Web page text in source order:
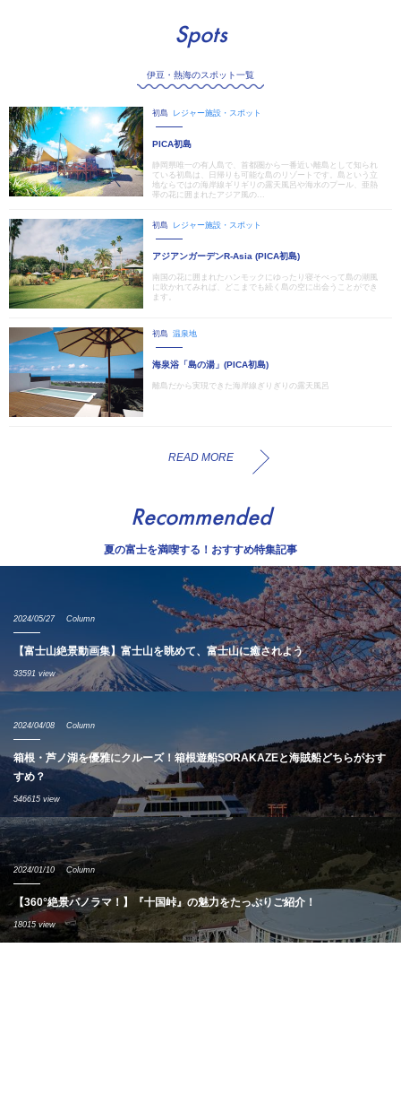
Spots
伊豆・熱海のスポット一覧
初島 レジャー施設・スポット
PICA初島
静岡県唯一の有人島で、首都圏から一番近い離島として知られ
ている初島は、日帰りも可能な島のリゾートです。島という立
地ならではの海岸線ギリギリの露天風呂や海水のプール、亜熱
帯の花に囲まれたアジア風の...
初島 レジャー施設・スポット
アジアンガーデンR-Asia (PICA初島)
南国の花に囲まれたハンモックにゆったり寝そべって島の潮風
に吹かれてみれば、どこまでも続く島の空に出会うことができ
ます。
初島 温泉地
海泉浴「島の湯」(PICA初島)
離島だから実現できた海岸線ぎりぎりの露天風呂
READ MORE
Recommended
夏の富士を満喫する！おすすめ特集記事
2024/05/27 Column
【富士山絶景動画集】富士山を眺めて、富士山に癒されよう
33591 view
2024/04/08 Column
箱根・芦ノ湖を優雅にクルーズ！箱根遊船SORAKAZEと海賊船どちらがおす
すめ？
546615 view
2024/01/10 Column
【360°絶景パノラマ！】『十国峠』の魅力をたっぷりご紹介！
18015 view